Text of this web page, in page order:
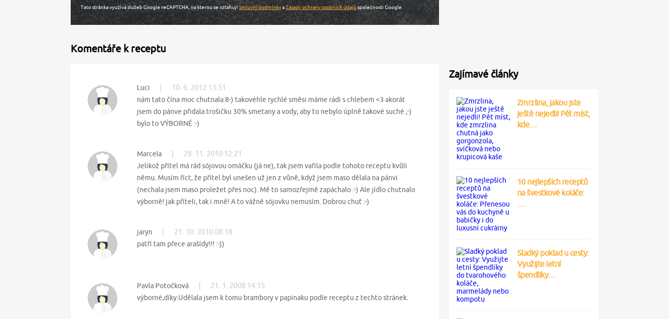
Tato stránka využívá služeb Google reCAPTCHA, na kterou se vztahujíSmluvní podmínkyaZásady ochrany osobních údajůspolečnosti Google.
Komentáře k receptu
Luci 10. 6. 2012 13:51
nám tato čína moc chutnala 8-) takovéhle rychlé směsi máme rádi s chlebem <3 akorát
jsem do pánve přidala trošičku 30% smetany a vody, aby to nebylo úplně takové suché ;-)
bylo to VÝBORNÉ :-)
Marcela 28. 11. 2010 12:21
Jelikož přítel má rád sójovou omáčku (já ne), tak jsem vařila podle tohoto receptu kvůli
němu. Musím říct, že přítel byl unešen už jen z vůně, když jsem maso dělala na pánvi
(nechala jsem maso proležet přes noc). Mě to samozřejmě zapáchalo :-) Ale jídlo chutnalo
výborně! jak příteli, tak i mně! A to vážně sójovku nemusím. Dobrou chuť :-)
jaryn 21. 10. 2010 08:18
patří tam přece arašídy!!! :-))
Pavla Potočková 21. 1. 2008 14:15
výborné,díky.Udělala jsem k tomu brambory v papinaku podle receptu z techto stránek.
Zajímavé články
Zmrzlina, jakou jste
ještě nejedli! Pět míst,
kde…
10 nejlepších receptů
na švestkové koláče:
…
Sladký poklad u cesty:
Využijte letní
špendlíky…